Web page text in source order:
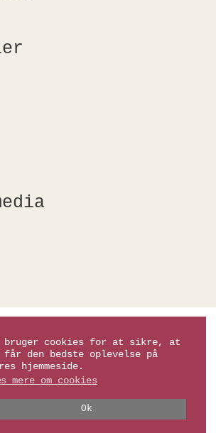
bruger cookies for at sikre, at
får den bedste oplevelse på
hjemmeside.
mere om cookies
Ok